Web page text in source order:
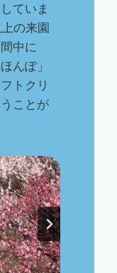
ていま
の来園
中に
んぽ」
トクリ
ことが